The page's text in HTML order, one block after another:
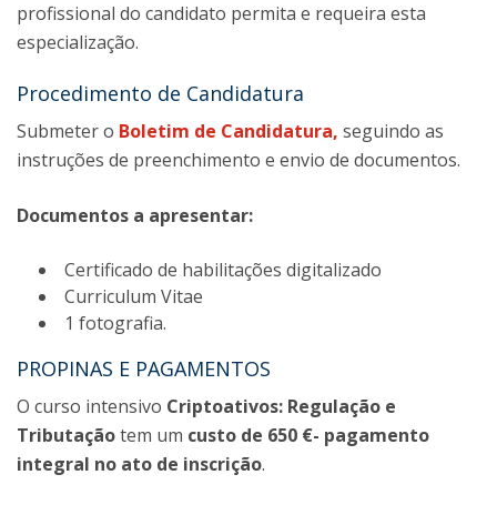
profissional do candidato permita e requeira esta
especialização.
Procedimento de Candidatura
Submeter o Boletim de Candidatura, seguindo as
instruções de preenchimento e envio de documentos.
Documentos a apresentar:
Certificado de habilitações digitalizado
Curriculum Vitae
1 fotografia.
PROPINAS E PAGAMENTOS
O curso intensivo Criptoativos: Regulação e
Tributaçãotem um custo de 650 €- pagamento
integral no ato de inscrição.